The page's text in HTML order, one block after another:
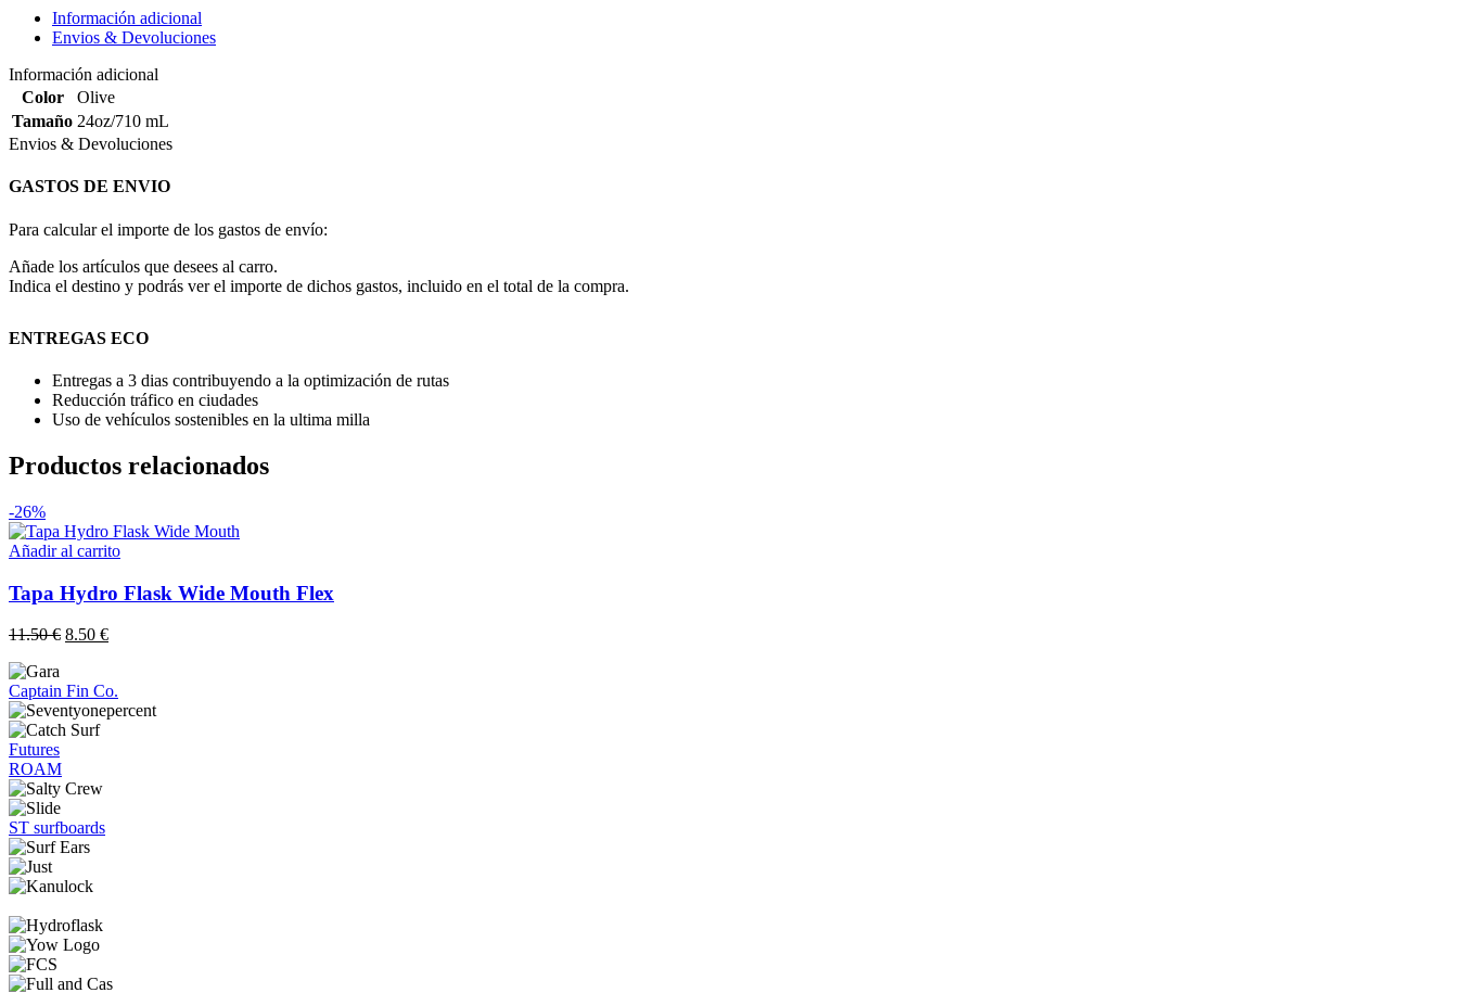
Información adicional
Envios & Devoluciones
Información adicional
Color
Olive
Tamaño 24oz/710 mL
Envios & Devoluciones
GASTOS DE ENVIO
Para calcular el importe de los gastos de envío:
Añade los artículos que desees al carro.
Indica el destino y podrás ver el importe de dichos gastos, incluido en el total de la compra.
ENTREGAS ECO
Entregas a 3 dias contribuyendo a la optimización de rutas
Reducción tráfico en ciudades
Uso de vehículos sostenibles en la ultima milla
Productos relacionados
-26%
Añadir al carrito
Tapa Hydro Flask Wide Mouth Flex
11.50€ El
era:
11.50 €.
8.50 €El
es:
8.50 €.
Captain Fin Co.
Futures
ROAM
ST surfboards